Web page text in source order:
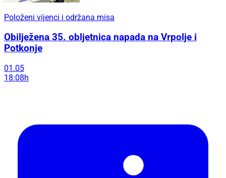
Položeni vijenci i održana misa
Obilježena 35. obljetnica napada na Vrpolje i
Potkonje
01.05
18:08h